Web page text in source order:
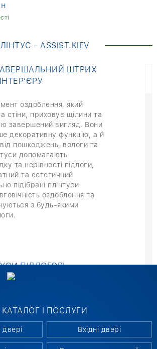
- ASSIST.KIEV
ШТРИХ
ІНТЕР’ЄРУ
оздоблення, який
стіни, приховує щілини та
завершений вигляд. Вони
декоративну функцію, а й
пошкоджень, вологи та
допомагають
та нерівності підлоги,
та естетичний
підібрані плінтуси
оздоблення та
з будь-якими
ПІДЛОГОВІ:
ТА МАТЕРІАЛИ
матеріал має свої
створює природне тепло
відрізняється простотою
до вологи, ПВХ легкий і
КАТАЛОГ І ПОСЛУГИ
двері Вхідні двері